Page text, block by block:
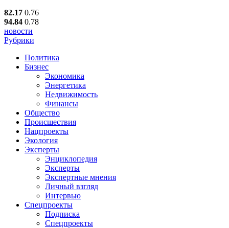
82.17 0.76
94.84 0.78
новости
Рубрики
Политика
Бизнес
Экономика
Энергетика
Недвижимость
Финансы
Общество
Происшествия
Нацпроекты
Экология
Эксперты
Энциклопедия
Эксперты
Экспертные мнения
Личный взгляд
Интервью
Спецпроекты
Подписка
Спецпроекты